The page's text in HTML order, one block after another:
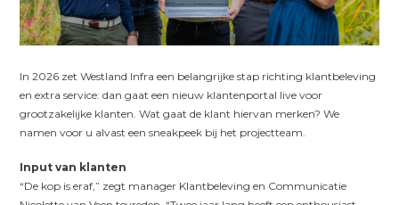
In 2026 zet Westland Infra een belangrijke stap richting klantbeleving
en extra service: dan gaat een nieuw klantenportal live voor
grootzakelijke klanten. Wat gaat de klant hiervan merken? We
namen voor u alvast een sneakpeek bij het projectteam.
Input van klanten
“De kop is eraf,” zegt manager Klantbeleving en Communicatie